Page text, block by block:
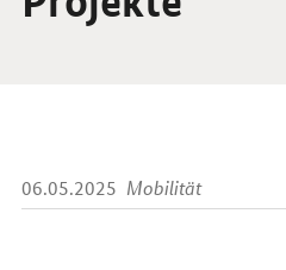
06.05.2025 Mobilität